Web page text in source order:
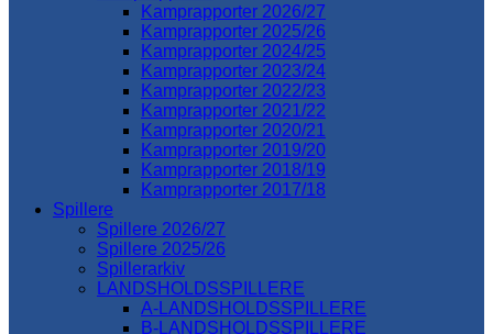
Kamprapporter 2026/27
Kamprapporter 2025/26
Kamprapporter 2024/25
Kamprapporter 2023/24
Kamprapporter 2022/23
Kamprapporter 2021/22
Kamprapporter 2020/21
Kamprapporter 2019/20
Kamprapporter 2018/19
Kamprapporter 2017/18
Spillere
Spillere 2026/27
Spillere 2025/26
Spillerarkiv
LANDSHOLDSSPILLERE
A-LANDSHOLDSSPILLERE
B-LANDSHOLDSSPILLERE